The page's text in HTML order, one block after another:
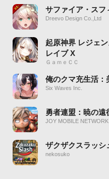
サファイア・スフ
Dreevo Design Co.,Ltd
起原神界 レジェ
レイブ X
ＧａｍｅＣＣ
俺のクマ充生活：
Six Waves Inc.
勇者連盟：暁の遠
JOY MOBILE NETWORK
ザクザクスラッシ
nekosuko